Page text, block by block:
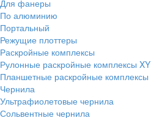
Для фанеры
По алюминию
Портальный
Режущие плоттеры
Раскройные комплексы
Рулонные раскройные комплексы XY
Планшетные раскройные комплексы
Чернила
Ультрафиолетовые чернила
Сольвентные чернила